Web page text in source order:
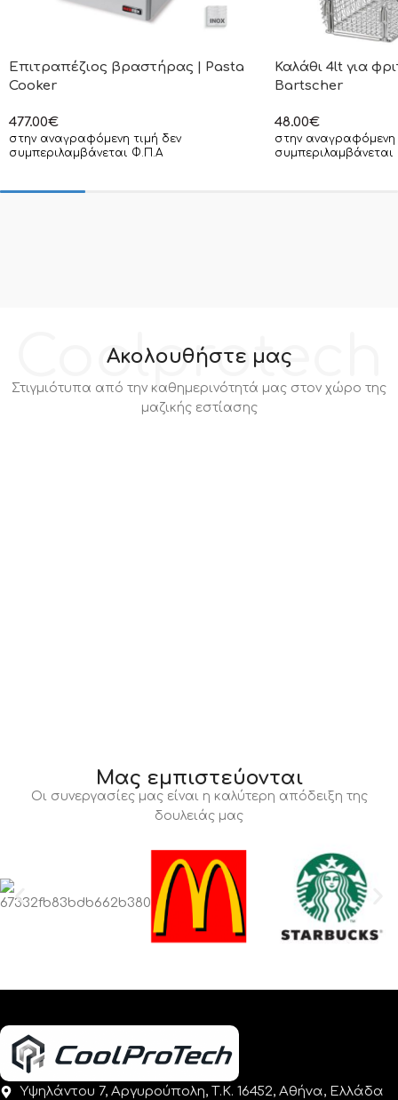
Επιτραπέζιος βραστήρας | Pasta
Cooker
477.00€
στην αναγραφόμενη τιμή δεν
συμπεριλαμβάνεται Φ.Π.Α
Καλάθι 4lt για
Bartscher
48.00€
στην αναγραφόμενη
Coolprotech
Ακολουθήστε μας
Στιγμιότυπα από την καθημερινότητά μας στον χώρο της
μαζικής εστίασης
Μας εμπιστεύονται
Οι συνεργασίες μας είναι η καλύτερη απόδειξη της
δουλειάς μας
Υψηλάντου 7, Αργυρούπολη, Τ.Κ. 16452, Αθήνα, Ελλάδα